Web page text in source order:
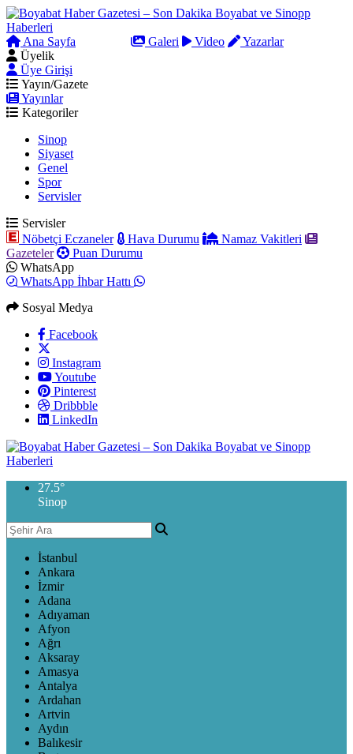
Ana Sayfa Galeri Video
Yazarlar
Üyelik
Üye Girişi
Yayın/Gazete
Yayınlar
Kategoriler
Sinop
Siyaset
Genel
Spor
Servisler
Servisler
Nöbetçi Eczaneler
Hava Durumu
Namaz Vakitleri
Gazeteler
Puan Durumu
WhatsApp
WhatsApp İhbar Hattı
Sosyal Medya
Facebook
Instagram
Youtube
Pinterest
Dribbble
LinkedIn
27.5°
Sinop
İstanbul
Ankara
İzmir
Adana
Adıyaman
Afyon
Ağrı
Aksaray
Amasya
Antalya
Ardahan
Artvin
Aydın
Balıkesir